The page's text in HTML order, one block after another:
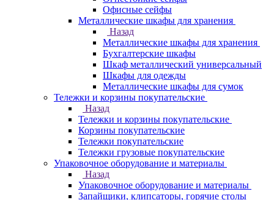
Офисные сейфы
Металлические шкафы для хранения
Назад
Металлические шкафы для хранения
Бухгалтерские шкафы
Шкаф металлический универсальный
Шкафы для одежды
Металлические шкафы для сумок
Тележки и корзины покупательские
Назад
Тележки и корзины покупательские
Корзины покупательские
Тележки покупательские
Тележки грузовые покупательские
Упаковочное оборудование и материалы
Назад
Упаковочное оборудование и материалы
Запайщики, клипсаторы, горячие столы